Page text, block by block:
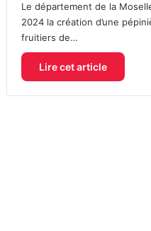
Le département de la
2024 la création d’une
fruitiers de…
Lire cet article